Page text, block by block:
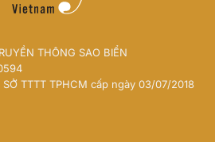
THÔNG SAO BIỂN
TTTT TPHCM cấp ngày 03/07/2018